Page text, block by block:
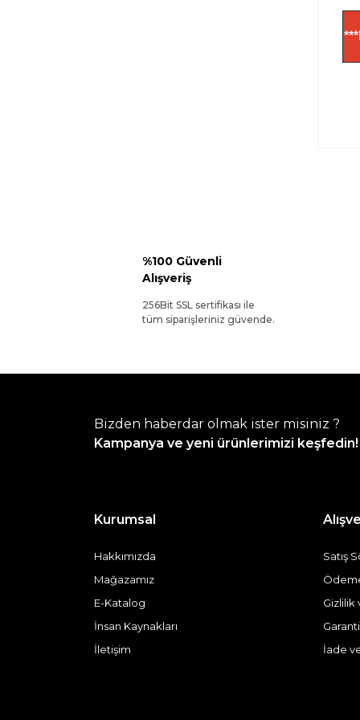
%100 Güvenli
Alışveriş
256Bit SSL sertifikası ile
tüm siparişleriniz güvende.
Bizden haberdar olmak ister misiniz ?
Kampanya ve yeni ürünlerimizi keşfedin!
Kurumsal
Hakkımızda
Mağazamız
E-Katalog
İnsan Kaynakları
İletişim
Satış
Gizlilik
İade